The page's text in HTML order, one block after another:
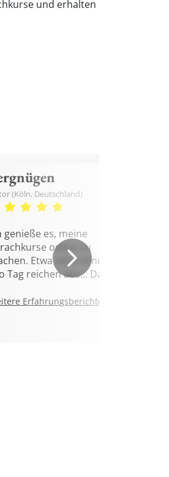
und erhalten
(Köln, Deutschland)
genieße es, meine
online zu
Etwa zehn Minuten
Tag reichen aus... Danke!
Erfahrungsberichte.